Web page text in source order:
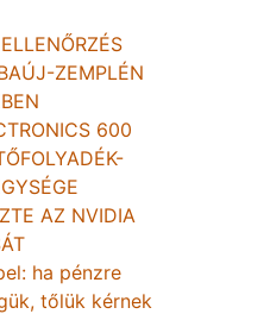
ZEMPLÉN
600
AZ NVIDIA
ha pénzre
tőlük kérnek